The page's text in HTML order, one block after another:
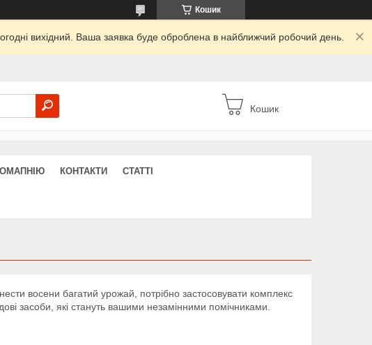
Кошик
вихідний. Ваша заявка буде оброблена в найближчий робочий день.
Кошик
КОНТАКТИ СТАТТІ
восени багатий урожай, потрібно застосовувати комплекс
засоби, які стануть вашими незамінними помічниками.